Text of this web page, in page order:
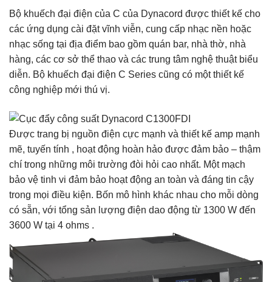
Bộ khuếch đại điện của C của Dynacord được thiết kế cho
các ứng dụng cài đặt vĩnh viễn, cung cấp nhạc nền hoặc
nhạc sống tại địa điểm bao gồm quán bar, nhà thờ, nhà
hàng, các cơ sở thể thao và các trung tâm nghệ thuật biểu
diễn. Bộ khuếch đại điện C Series cũng có một thiết kế
công nghiệp mới thú vị.
Được trang bị nguồn điện cực mạnh và thiết kế amp mạnh
mẽ, tuyến tính , hoạt động hoàn hảo được đảm bảo – thậm
chí trong những môi trường đòi hỏi cao nhất. Một mạch
bảo vệ tinh vi đảm bảo hoạt động an toàn và đáng tin cậy
trong mọi điều kiện. Bốn mô hình khác nhau cho mỗi dòng
có sẵn, với tổng sản lượng điện dao động từ 1300 W đến
3600 W tại 4 ohms .